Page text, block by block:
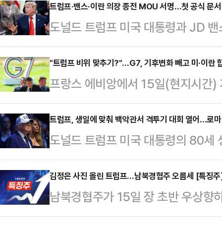
점이 될 것이라고 주장했다. 로이
지시간) 에마뉘엘 마크롱 프랑스
한 합의"가 이뤄졌다며 호르무즈
했다. 그는 현재 일부 선박 운항이
액화천연가스(LNG) 수송이 정상
기를 갖지 못하도록 하…
트럼프·밴스·이란 의장 종전 MOU 서명…첫 공식 문서
도널드 트럼프 미국 대통령과 JD
란 국회의장이 미국·이란 전쟁 종
로 확인됐다.로이터통신에 따르면
측이 이미 전자 방식으로 문서에 서
식을 열 예정이라고 밝혔다. 이번
하기 위한 기본 틀을 담고 있다.핵
과 미국의 대이란 해상 봉쇄 해제
정상회의 참석에…
"트럼프 비위 맞추기?"…G7, 기후변화 빼고 미·이란
프랑스 에비앙에서 15일(현지시간
실상 '트럼프 맞춤형 회의'로 치러
언과 로이터통신 등에 따르면 에마
프 대통령이 회의에 끝까지 참석하
지난해 캐나다 G7 정상회의 당시
귀국한 전례가 있기 때문이다.실제
닌 미국·이란 합의와 호르무즈 해
프 대통령의 관심사…
트럼프, 생일에 맞춰 백악관서 격투기 대회 열어…로
도널드 트럼프 미국 대통령의 80
악관 사우스론(남쪽 잔디밭)에서
250'이 성대하게 열렸다. 미 백악관
번이 처음이다.특히 이번 경기가
는 행사로 기획됐지만 공교롭게도
김정은 사진 올린 트럼프…남북경협주 오름세 [특징
남북경협주가 15일 장 초반 우상향
트럼프 미국 대통령이 자신의 소셜